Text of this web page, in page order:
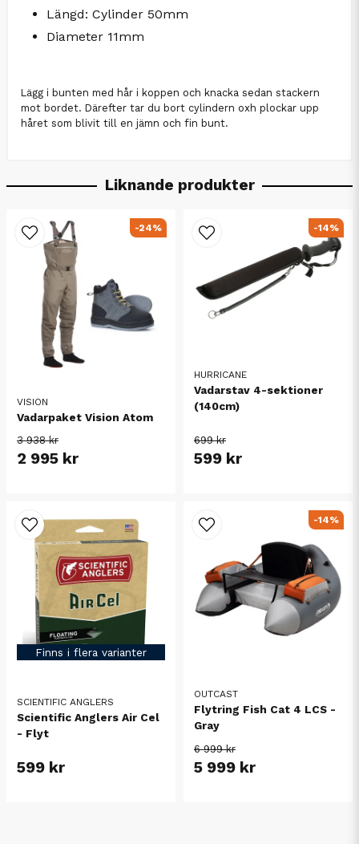
Längd: Cylinder 50mm
Diameter 11mm
Lägg i bunten med hår i koppen och knacka sedan stackern
mot bordet. Därefter tar du bort cylindern oxh plockar upp
håret som blivit till en jämn och fin bunt.
Liknande produkter
VISION
Vadarpaket Vision Atom
3 938 kr
2 995 kr
-24%
HURRICANE
Vadarstav 4-sektioner
(140cm)
699 kr
599 kr
-14%
Finns i flera varianter
SCIENTIFIC ANGLERS
Scientific Anglers Air Cel
- Flyt
599 kr
OUTCAST
Flytring Fish Cat 4 LCS -
Gray
6 999 kr
5 999 kr
-14%